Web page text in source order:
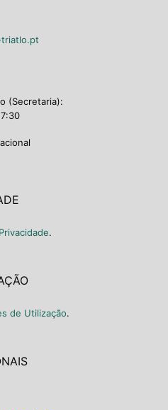
triatlo.pt
(Secretaria):
.
de Utilização.